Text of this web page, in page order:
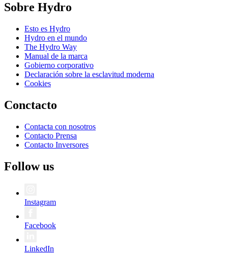
Sobre Hydro
Esto es Hydro
Hydro en el mundo
The Hydro Way
Manual de la marca
Gobierno corporativo
Declaración sobre la esclavitud moderna
Cookies
Conctacto
Contacta con nosotros
Contacto Prensa
Contacto Inversores
Follow us
Instagram
Facebook
LinkedIn